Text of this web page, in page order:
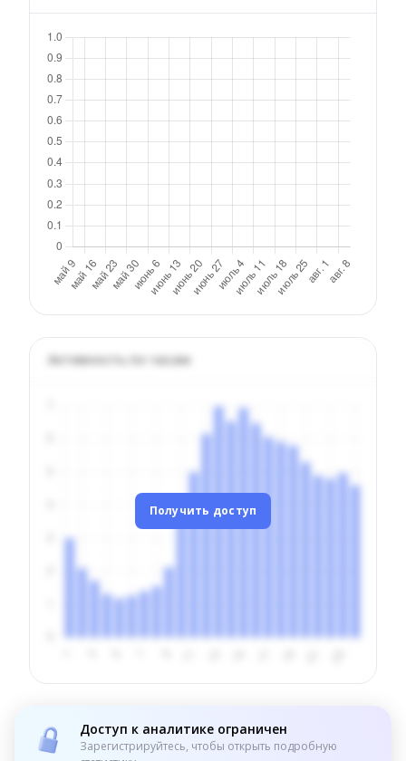
Активность по часам
Получить доступ
Доступ к аналитике ограничен
Зарегистрируйтесь, чтобы открыть подробную